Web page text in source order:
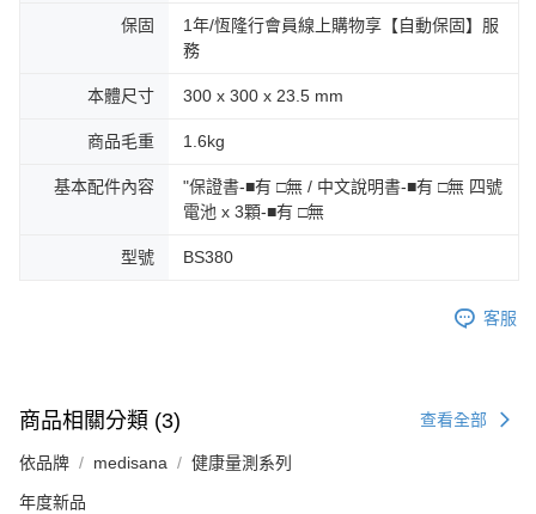
保固
1年/恆隆行會員線上購物享【自動保固】服
務
本體尺寸 300 x 300 x 23.5 mm
商品毛重 1.6kg
基本配件內容
"保證書-■有 □無 / 中文說明書-■有 □無 四號
電池 x 3顆-■有 □無
型號 BS380
客服
商品相關分類 (3) 查看全部
依品牌 medisana 健康量測系列
年度新品